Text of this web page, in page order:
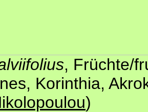
, Früchte/
Korinthia,
)